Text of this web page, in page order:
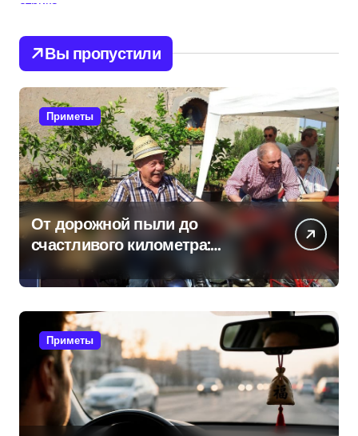
Вы пропустили
Приметы
От дорожной пыли до
счастливого километра:
самые распространенные
приметы мотоциклистов
Приметы